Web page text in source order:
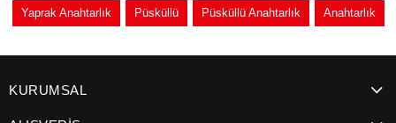
Yaprak Anahtarlık Püsküllü Püsküllü Anahtarlık Anahtarlık
KURUMSAL